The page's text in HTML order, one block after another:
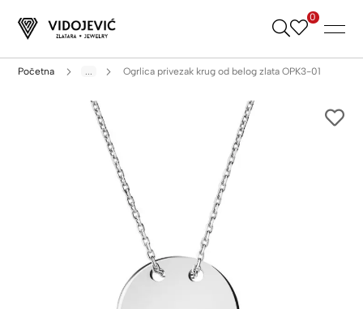
Skip
Content
0
Početna ... Ogrlica privezak krug od belog zlata OPK3-01